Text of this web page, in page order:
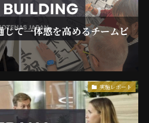
て一体感を高めるチームビ
実施レポート